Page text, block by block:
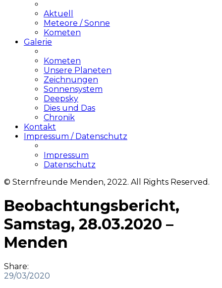
Aktuell
Meteore / Sonne
Kometen
Galerie
Kometen
Unsere Planeten
Zeichnungen
Sonnensystem
Deepsky
Dies und Das
Chronik
Kontakt
Impressum / Datenschutz
Impressum
Datenschutz
© Sternfreunde Menden, 2022. All Rights Reserved.
Beobachtungsbericht,
Samstag, 28.03.2020 –
Menden
Share:
29/03/2020